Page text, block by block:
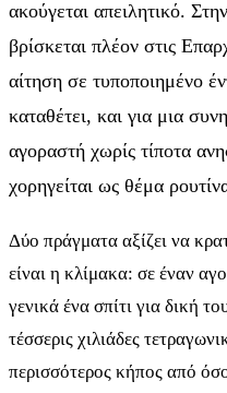
ακούγεται απειλητικό.
βρίσκεται πλέον στις
αίτηση σε τυποποιημένο
καταθέτει, και για μια
αγοραστή χωρίς τίποτα
χορηγείται ως θέμα
Δύο πράγματα αξίζει να
είναι η κλίμακα: σε έναν
γενικά ένα σπίτι για δική
τέσσερις χιλιάδες
περισσότερος κήπος από